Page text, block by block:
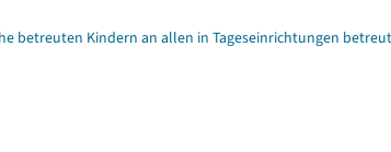
betreuten Kindern an allen in Tageseinrichtungen